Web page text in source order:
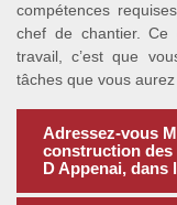
compétences
chef de chantier.
travail, c’est que
tâches que vous aurez
Adressez-vous
construction des
D Appenai, dans